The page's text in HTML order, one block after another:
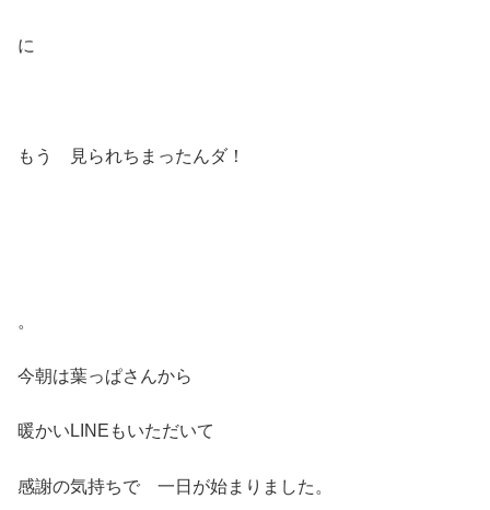
に
もう 見られちまったんダ！
。
今朝は葉っぱさんから
暖かいLINEもいただいて
感謝の気持ちで 一日が始まりました。